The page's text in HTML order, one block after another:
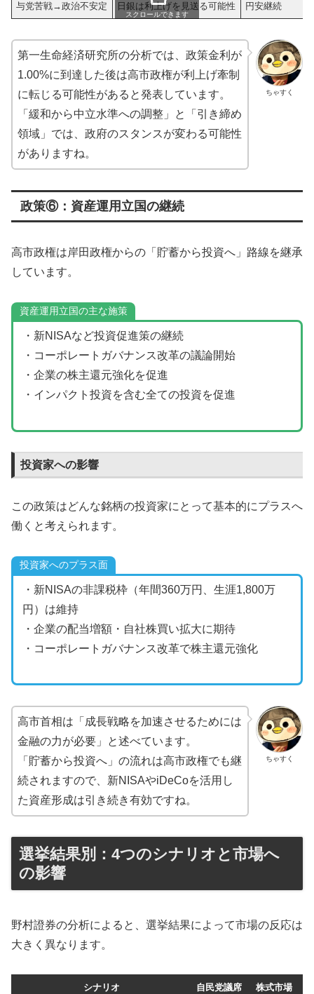
与党苦戦→政治不安定 日銀は利上げを見送る可能性 円安継続
スクロールできます
ちゃすく
第一生命経済研究所の分析では、政策金利が
1.00%に到達した後は高市政権が利上げ牽制
に転じる可能性があると発表しています。
「緩和から中立水準への調整」と「引き締め
領域」では、政府のスタンスが変わる可能性
がありますね。
政策⑥：資産運用立国の継続
高市政権は岸田政権からの「貯蓄から投資へ」路線を継承
しています。
資産運用立国の主な施策
・新NISAなど投資促進策の継続
・コーポレートガバナンス改革の議論開始
・企業の株主還元強化を促進
・インパクト投資を含む全ての投資を促進
投資家への影響
この政策はどんな銘柄の投資家にとって基本的にプラスへ
働くと考えられます。
投資家へのプラス面
・新NISAの非課税枠（年間360万円、生涯1,800万
円）は維持
・企業の配当増額・自社株買い拡大に期待
・コーポレートガバナンス改革で株主還元強化
ちゃすく
高市首相は「成長戦略を加速させるためには
金融の力が必要」と述べています。
「貯蓄から投資へ」の流れは高市政権でも継
続されますので、新NISAやiDeCoを活用し
た資産形成は引き続き有効ですね。
選挙結果別：4つのシナリオと市場へ
の影響
野村證券の分析によると、選挙結果によって市場の反応は
大きく異なります。
シナリオ 自民党議席 株式市場